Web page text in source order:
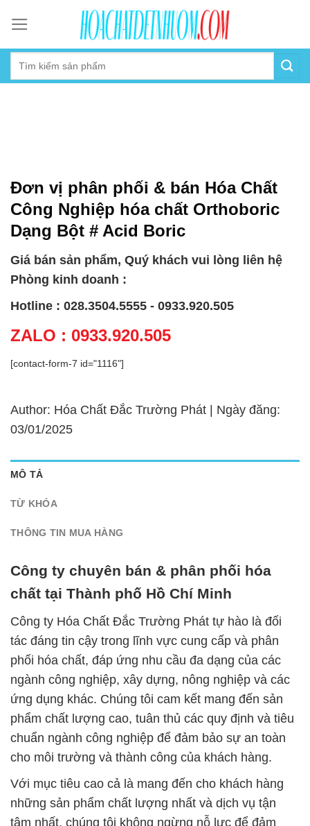
content
Đơn vị phân phối & bán Hóa Chất
Công Nghiệp hóa chất Orthoboric
Dạng Bột # Acid Boric
Giá bán sản phẩm, Quý khách vui lòng liên hệ
Phòng kinh doanh :
Hotline : 028.3504.5555 - 0933.920.505
ZALO : 0933.920.505
[contact-form-7 id="1116"]
Author: Hóa Chất Đắc Trường Phát | Ngày đăng:
03/01/2025
MÔ TẢ
TỪ KHÓA
THÔNG TIN MUA HÀNG
Công ty chuyên bán & phân phối hóa
chất tại Thành phố Hồ Chí Minh
Công ty Hóa Chất Đắc Trường Phát tự hào là đối
tác đáng tin cậy trong lĩnh vực cung cấp và phân
phối hóa chất, đáp ứng nhu cầu đa dạng của các
ngành công nghiệp, xây dựng, nông nghiệp và các
ứng dụng khác. Chúng tôi cam kết mang đến sản
phẩm chất lượng cao, tuân thủ các quy định và tiêu
chuẩn ngành công nghiệp để đảm bảo sự an toàn
cho môi trường và thành công của khách hàng.
Với mục tiêu cao cả là mang đến cho khách hàng
những sản phẩm chất lượng nhất và dịch vụ tận
tâm nhất, chúng tôi không ngừng nỗ lực để đảm